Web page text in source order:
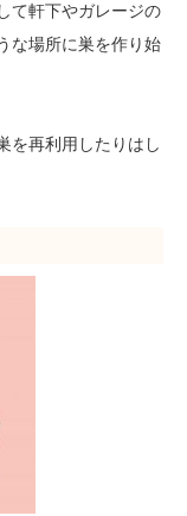
て軒下やガレージの
な場所に巣を作り始
を再利用したりはし